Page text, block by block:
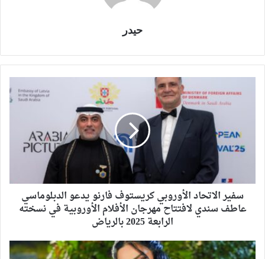
حيدر
سفير الاتحاد الأوروبي كريستوف فارنو يدعو الدبلوماسي
عاطف سندي لافتتاح مهرجان الأفلام الأوروبية في نسخته
الرابعة 2025 بالرياض